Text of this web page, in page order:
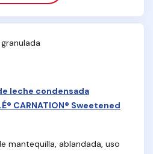
leche condensada
CARNATION® Sweetened
mantequilla, ablandada, uso